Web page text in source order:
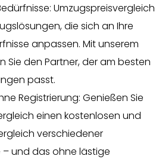
Umzugspreisvergleich
die sich an Ihre
anpassen. Mit unserem
Sie den Partner, der am besten
passt.
Registrierung: Genießen Sie
einen kostenlosen und
verschiedener
und das ohne lästige